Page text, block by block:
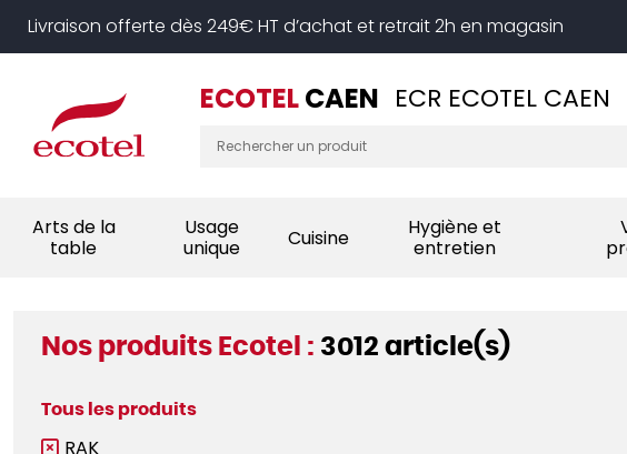
Livraison offerte dès 249€ HT d’achat et retrait 2h en magasin
ECOTELCAEN ECR ECOTEL CAEN
Arts de la
table
Usage
unique
Cuisine
Hygiène et
entretien
Nos produits Ecotel : 3012 article(s)
Tous les produits
RAK
Panneau de gestion des cookies